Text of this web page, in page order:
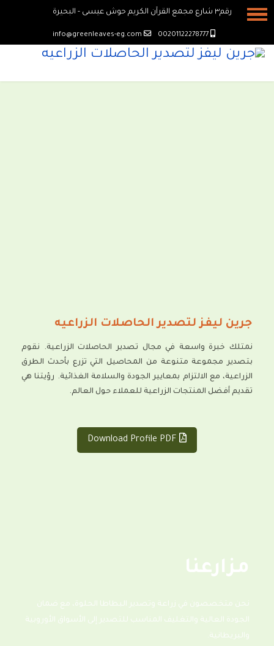
رقم٣ شارع مجمع القرآن الكريم حوش عيسى - البحيرة
00201122278777
info@greenleaves-eg.com
جرين ليفز لتصدير الحاصلات الزراعيه
نمتلك خبرة واسعة في مجال تصدير الحاصلات الزراعية. نقوم
بتصدير مجموعة متنوعة من المحاصيل التي تزرع بأحدث الطرق
الزراعية، مع الالتزام بمعايير الجودة والسلامة الغذائية. رؤيتنا هي
تقديم أفضل المنتجات الزراعية للعملاء حول العالم.
مزارعنا
نحن متخصصون في زراعة وتصدير البطاطا الحلوة، مع ضمان
الجودة العالية والتغليف المناسب للتصدير إلى الأسواق الأوروبية
والبريطانية.